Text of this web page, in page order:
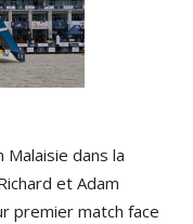
dans la
et Adam
premier match face